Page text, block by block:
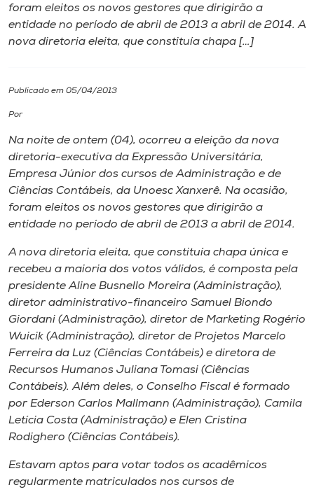
Internacionalização
I.nova
Diplomados
CPA
Biblioteca
Editora
Rádio
Museu
Unoesc
Store
Selecione
foram eleitos os novos gestores que dirigirão a
entidade no período de abril de 2013 a abril de 2014. A
nova diretoria eleita, que constituía chapa […]
Publicado em 05/04/2013
Por
Na noite de ontem (04), ocorreu a eleição da nova
diretoria-executiva da Expressão Universitária,
Empresa Júnior dos cursos de Administração e de
Ciências Contábeis, da Unoesc Xanxerê. Na ocasião,
foram eleitos os novos gestores que dirigirão a
entidade no período de abril de 2013 a abril de 2014.
A nova diretoria eleita, que constituía chapa única e
recebeu a maioria dos votos válidos, é composta pela
presidente Aline Busnello Moreira (Administração),
diretor administrativo-financeiro Samuel Biondo
Giordani (Administração), diretor de Marketing Rogério
Wuicik (Administração), diretor de Projetos Marcelo
Ferreira da Luz (Ciências Contábeis) e diretora de
Recursos Humanos Juliana Tomasi (Ciências
Contábeis). Além deles, o Conselho Fiscal é formado
por Ederson Carlos Mallmann (Administração), Camila
Letícia Costa (Administração) e Elen Cristina
Rodighero (Ciências Contábeis).
Estavam aptos para votar todos os acadêmicos
regularmente matriculados nos cursos de